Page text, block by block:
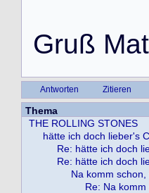
Gruß Mat
Antworten Zitieren
Thema
THE ROLLING STONES
hätte ich doch lieber's
Re: hätte ich doch
Re: hätte ich doch
Na komm schon,
Re: Na komm